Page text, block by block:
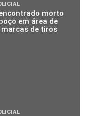
morto
em área de
de tiros